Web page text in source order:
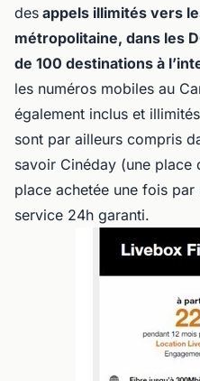
des appels illimités vers
métropolitaine, dans les
de 100 destinations à
les numéros mobiles au
également inclus et
sont par ailleurs compris
savoir Cinéday (une
place achetée une fois
service 24h garanti.